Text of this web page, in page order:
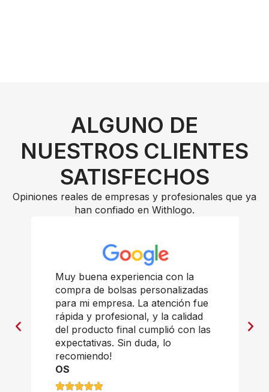
ALGUNO DE
NUESTROS CLIENTES
SATISFECHOS
Opiniones reales de empresas y profesionales que ya
han confiado en Withlogo.
Muy buena experiencia con la
compra de bolsas personalizadas
para mi empresa. La atención fue
rápida y profesional, y la calidad
del producto final cumplió con las
expectativas. Sin duda, lo
recomiendo!
OS